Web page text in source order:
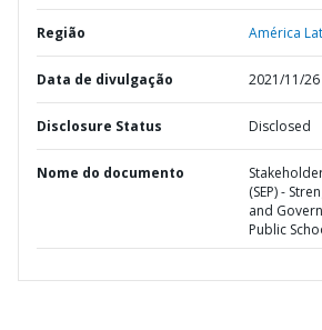
Região América
Data de divulgação 2021/11/26
Disclosure Status Disclosed
Nome do documento
(SEP) -
and
Public